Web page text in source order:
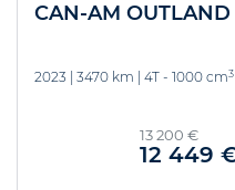
CAN-AM OUTLAND
2023 3470 km 4T - 1000 cm3
13 200 €
12 449